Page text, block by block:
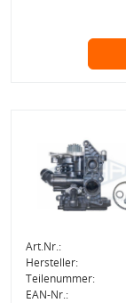
Art.Nr.:
Hersteller:
Teilenummer:
EAN-Nr.: